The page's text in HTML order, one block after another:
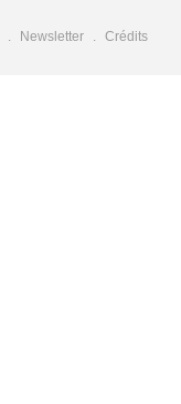
Newsletter Crédits